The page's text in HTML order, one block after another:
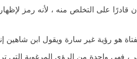
كان قادرًا على التخلص منه ، لأنه رمز
هو رؤية غير سارة ويقول ابن شاهين